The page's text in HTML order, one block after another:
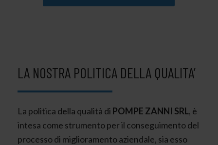
LA NOSTRA POLITICA DELLA QUALITA’
La politica della qualità di POMPE ZANNI SRL, è
intesa come strumento per il conseguimento del
processo di miglioramento aziendale, sia esso